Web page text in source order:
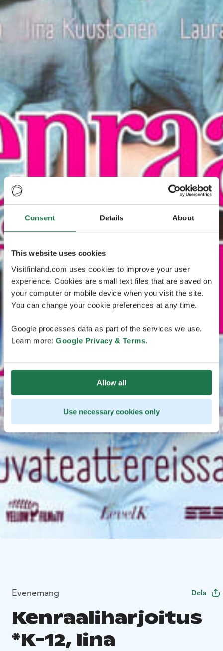
Consent Details About
This website uses cookies
Visitfinland.com uses cookies to improve your user
experience. Cookies are small text files that are saved on
your computer or mobile device when you visit the site.
You can change your cookie preferences at any time.
Google processes data as part of the services we use.
Learn more: Google Privacy & Terms.
Allow all
Use necessary cookies only
Evenemang Dela
Kenraaliharjoitus
*K-12, Iina